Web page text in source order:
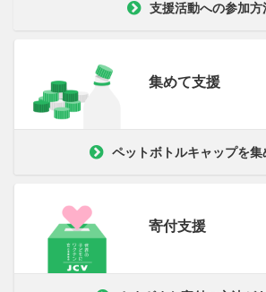
支援活動への参加方
集めて支援
ペットボトルキャップを集
寄付支援